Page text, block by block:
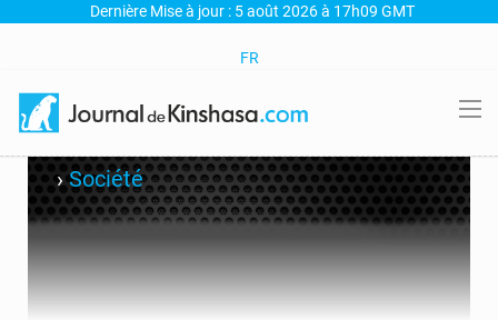
Dernière Mise à jour : 5 août 2026 à 17h09 GMT
FR
›Société